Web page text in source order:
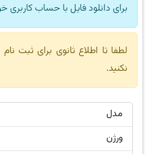
برای دانلود فایل با حساب کاربری
نکنید.
مدل
ورژن